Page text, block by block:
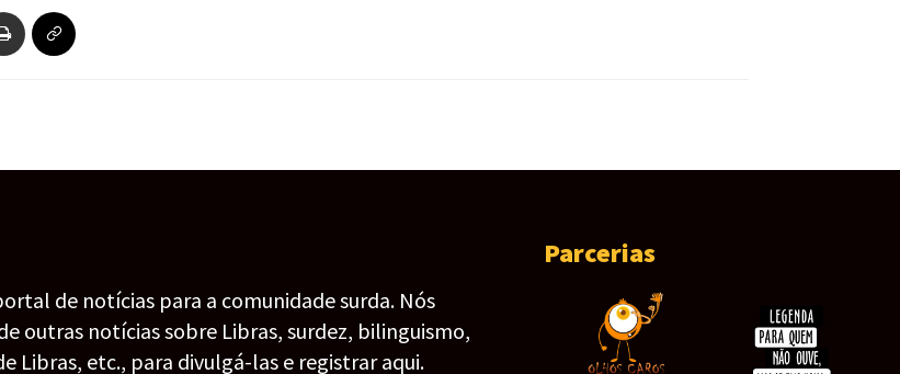
de notícias para a comunidade surda. Nós
outras notícias sobre Libras, surdez, bilinguismo,
Libras, etc., para divulgá-las e registrar aqui.
Parcerias